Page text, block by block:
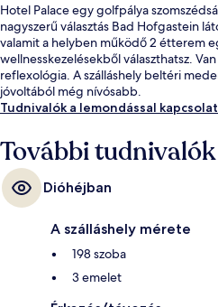
Hotel Palace egy golfpálya
nagyszerű választás Bad Hofgastein
valamit a helyben működő 2 étterem
wellnesskezelésekből választhatsz.
reflexológia. A szálláshely beltéri
jóvoltából még nívósabb.
Tudnivalók a lemondással
További
Dióhéjban
A szálláshely mérete
198 szoba
3 emelet